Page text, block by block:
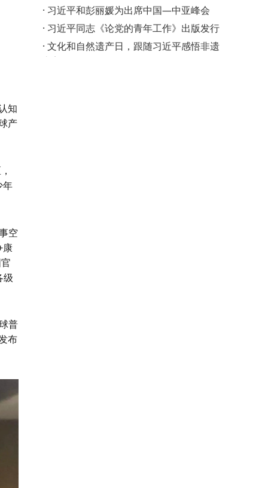
知
产
年
空
康
级
普
布
· 习近平和彭丽媛为出席中国—中亚峰会
· 习近平同志《论党的青年工作》出版发行
· 文化和自然遗产日，跟随习近平感悟非遗
之美